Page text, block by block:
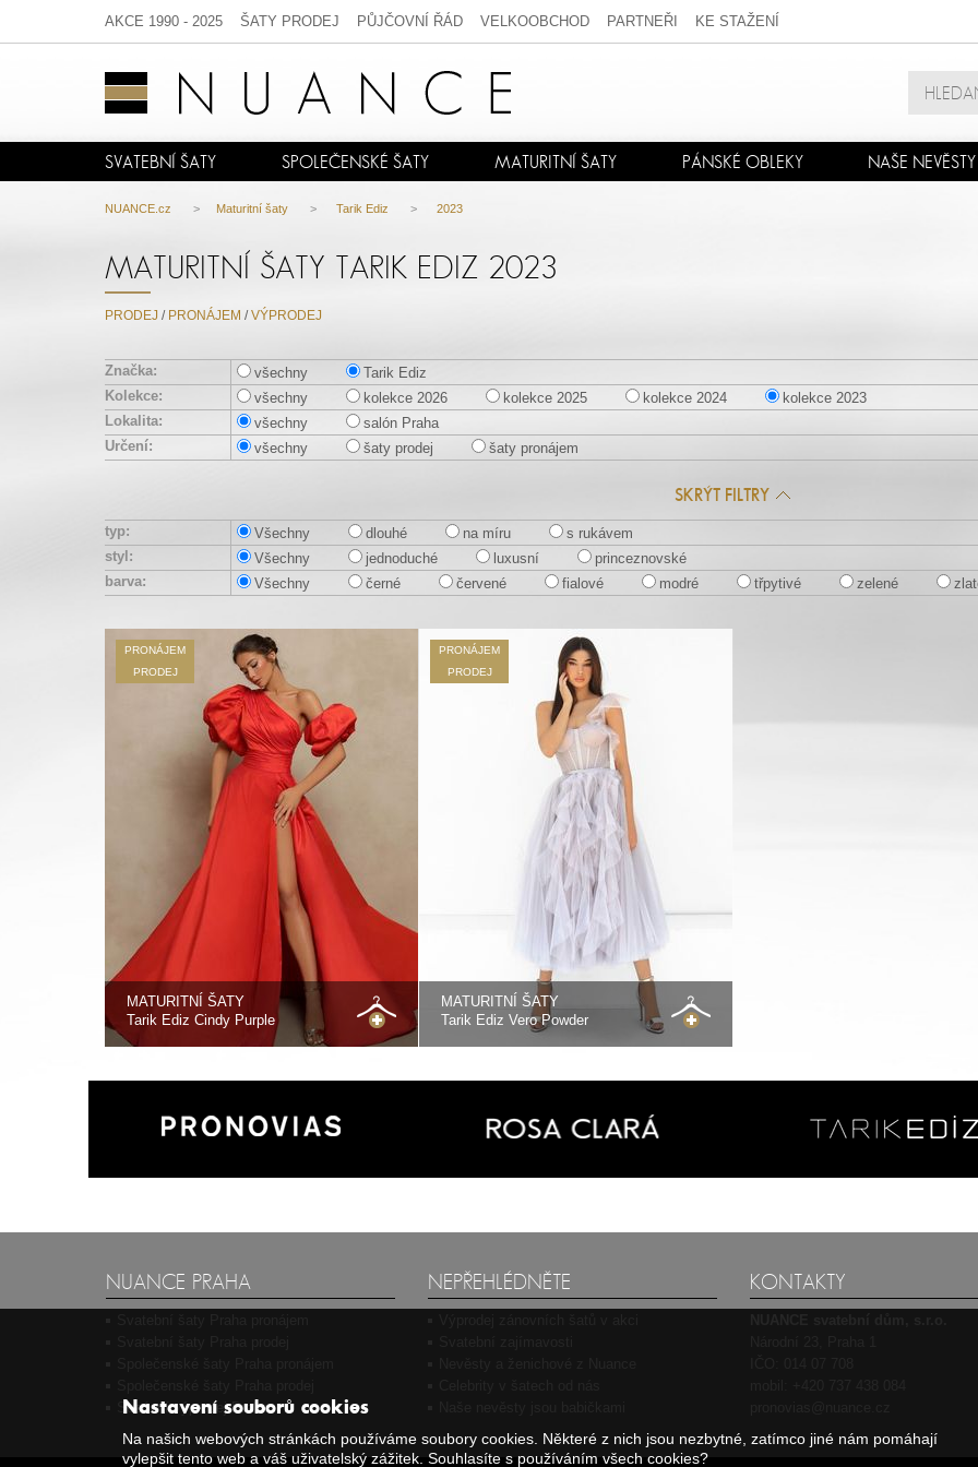
AKCE 1990 - 2025 ŠATY PRODEJ PŮJČOVNÍ ŘÁD VELKOOBCHOD PARTNEŘI KE STAŽENÍ
SVATEBNÍ ŠATY SPOLEČENSKÉ ŠATY MATURITNÍ ŠATY PÁNSKÉ OBLEKY NAŠE NEVĚSTY
NUANCE.cz > Maturitní šaty > Tarik Ediz > 2023
MATURITNÍ ŠATY TARIK EDIZ 2023
PRODEJ / PRONÁJEM /VÝPRODEJ
Značka: všechny
Tarik Ediz
Kolekce:
všechny kolekce 2026 kolekce 2025 kolekce 2024
kolekce 2023
Lokalita:
všechny
salón Praha
Určení:
všechny šaty prodej šaty pronájem
SKRÝT FILTRY
typ: Všechny dlouhé na míru
s rukávem
styl:
Všechny jednoduché luxusní
princeznovské
barva:
Všechny černé červené fialové modré třpytivé zelené
PRONÁJEM
PRODEJ
MATURITNÍ ŠATY
Tarik Ediz Cindy Purple
PRONÁJEM
PRODEJ
MATURITNÍ ŠATY
Tarik Ediz Vero Powder
NUANCE PRAHA
Sezónní výprodej Praha
NEPŘEHLÉDNĚTE KONTAKTY
Nastavení souborů cookies
Na našich webových stránkách používáme soubory cookies. Některé z nich jsou nezbytné, zatímco jiné nám pomáhají
vylepšit tento web a váš uživatelský zážitek. Souhlasíte s používáním všech cookies?